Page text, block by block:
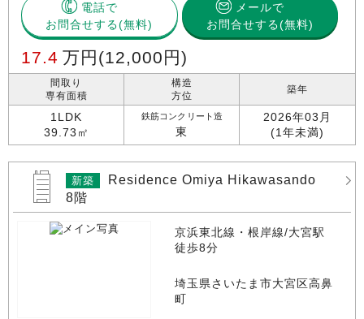
電話で
お問合せする
メールで
お問合せする(無料)
17.4 万円 (12,000円)
間取り
専有面積
1LDK
39.73㎡
構造
方位
鉄筋コンクリート造
東
築年
2026年03月
(1年未満)
新築
Residence Omiya Hikawasando
8階
京浜東北線・根岸線/大宮駅
徒歩8分
埼玉県さいたま市大宮区高鼻
町